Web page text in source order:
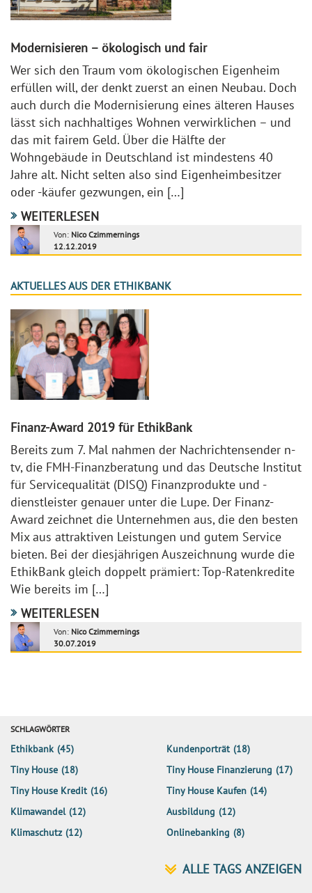
Modernisieren – ökologisch und fair
Wer sich den Traum vom ökologischen Eigenheim
erfüllen will, der denkt zuerst an einen Neubau. Doch
auch durch die Modernisierung eines älteren Hauses
lässt sich nachhaltiges Wohnen verwirklichen – und
das mit fairem Geld. Über die Hälfte der
Wohngebäude in Deutschland ist mindestens 40
Jahre alt. Nicht selten also sind Eigenheimbesitzer
oder -käufer gezwungen, ein […]
WEITERLESEN
Von: Nico Czimmernings
12.12.2019
AKTUELLES AUS DER ETHIKBANK
Finanz-Award 2019 für EthikBank
Bereits zum 7. Mal nahmen der Nachrichtensender n-
tv, die FMH-Finanzberatung und das Deutsche Institut
für Servicequalität (DISQ) Finanzprodukte und -
dienstleister genauer unter die Lupe. Der Finanz-
Award zeichnet die Unternehmen aus, die den besten
Mix aus attraktiven Leistungen und gutem Service
bieten. Bei der diesjährigen Auszeichnung wurde die
EthikBank gleich doppelt prämiert: Top-Ratenkredite
Wie bereits im […]
WEITERLESEN
Von: Nico Czimmernings
30.07.2019
SCHLAGWÖRTER
Ethikbank (45) Kundenporträt (18)
Tiny House (18) Tiny House Finanzierung (17)
Tiny House Kredit (16) Tiny House Kaufen (14)
Klimawandel (12) Ausbildung (12)
Klimaschutz (12) Onlinebanking (8)